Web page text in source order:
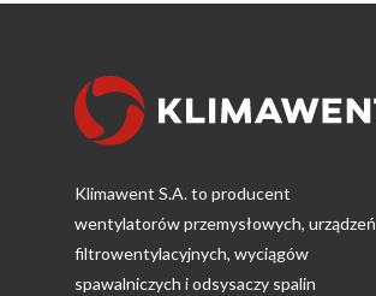
Klimawent S.A. to producent
wentylatorów przemysłowych, urządzeń
filtrowentylacyjnych, wyciągów
spawalniczych i odsysaczy spalin